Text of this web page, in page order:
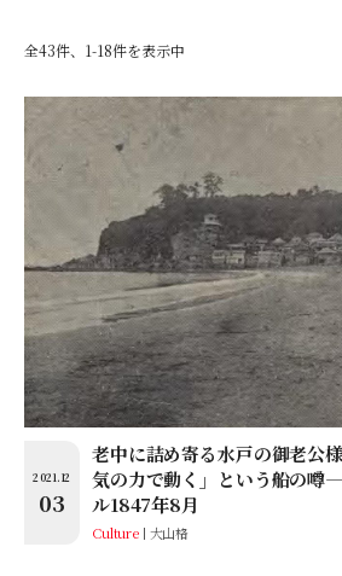
全43件、1-18件を表示中
2021.12
03
老中に詰め寄る水戸の御老公
気の力で動く」という船の噂
ル1847年8月
Culture 大山格